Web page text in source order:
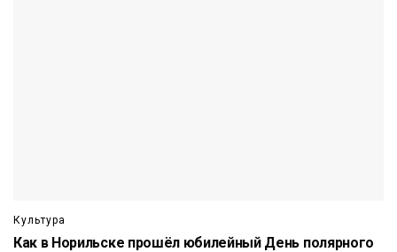
Культура
Как в Норильске прошёл юбилейный День полярного